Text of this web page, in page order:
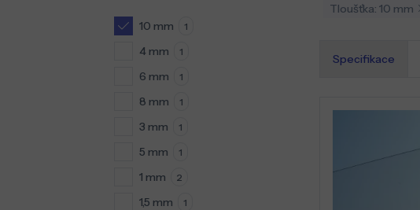
10 mm 1
4 mm 1
6 mm 1
8 mm 1
3 mm 1
5 mm 1
1 mm 2
1,5 mm 1
Tloušťka: 10 mm
Specifikace